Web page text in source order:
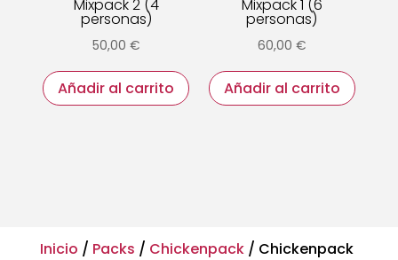
Mixpack 2 (4
personas)
50,00 €
Añadir al carrito
Mixpack 1 (6
personas)
60,00 €
Añadir al carrito
Inicio / Packs / Chickenpack/ Chickenpack